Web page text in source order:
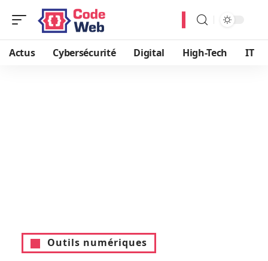
Actus Cybersécurité Digital High-Tech IT
Outils numériques